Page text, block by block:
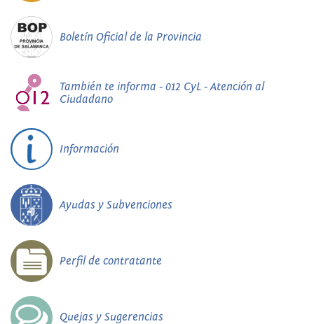
Boletín Oficial de la Provincia
También te informa - 012 CyL - Atención al
Ciudadano
Información
Ayudas y Subvenciones
Perfil de contratante
Quejas y Sugerencias